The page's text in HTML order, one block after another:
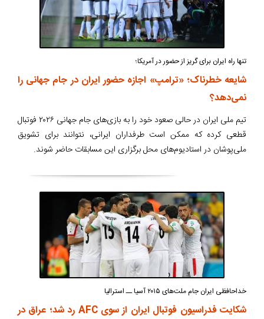
تنها راه ایران برای گریز از حضور در آمریکا؛
شایعه خطرناک؛ «ترامپ» اجازه حضور ایران در جام جهانی را
نمی‌دهد؟
تیم ملی ایران در حالی صعود خود را به بازی‌های جام جهانی ۲۰۲۶ فوتبال
قطعی کرده که ممکن است طرفداران ایرانی، نتوانند برای تشویق
ملی‌پوشان در استادیوم‌های محل برگزاری این مسابقات حاضر شوند.
خداحافظی ایران جام ملت‌های ۲۰۱۵ آسیا ــ استرالیا
شکایت فدراسیون فوتبال ایران از سوی AFC رد شد؛ عراق در